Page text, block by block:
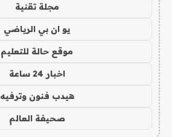
مجلة تقنية
يو ان بي الرياضي
موقع حالة للتعليم
اخبار 24 ساعة
هيدب فنون وترفيه
صحيفة العالم